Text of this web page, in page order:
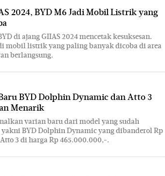
2024, BYD M6 Jadi Mobil Listrik yang
di ajang GIIAS 2024 mencetak kesuksesan.
mobil listrik yang paling banyak dicoba di area
berlangsung.
BYD Dolphin Dynamic dan Atto 3
Menarik
varian baru dari model yang sudah
BYD Dolphin Dynamic yang dibanderol Rp
3 di harga Rp 465.000.000,-.